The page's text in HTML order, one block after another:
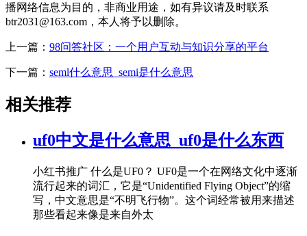
播网络信息为目的，非商业用途，如有异议请及时联系
btr2031@163.com，本人将予以删除。
上一篇： 98问答社区：一个用户互动与知识分享的平台
下一篇： seml什么意思_semi是什么意思
相关推荐
uf0中文是什么意思_uf0是什么东西
小红书推广 什么是UF0？ UF0是一个在网络文化中逐渐
流行起来的词汇，它是“Unidentified Flying Object”的缩
写，中文意思是“不明飞行物”。这个词经常被用来描述
那些看起来像是来自外太